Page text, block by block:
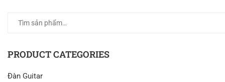
PRODUCT CATEGORIES
Đàn Guitar